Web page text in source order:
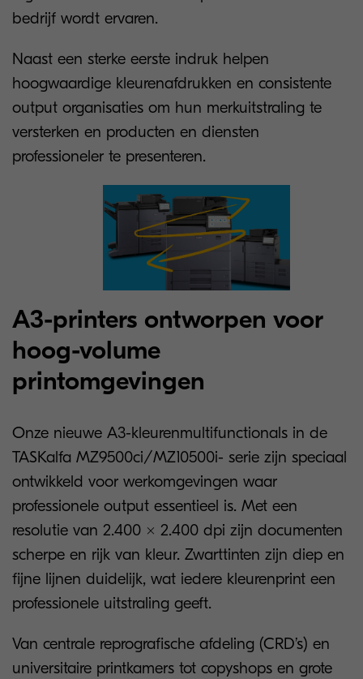
bedrijf wordt ervaren.
Naast een sterke eerste indruk helpen
hoogwaardige kleurenafdrukken en consistente
output organisaties om hun merkuitstraling te
versterken en producten en diensten
professioneler te presenteren.
A3-printers ontworpen voor
hoog-volume
printomgevingen
Onze nieuwe A3-kleurenmultifunctionals in de
TASKalfa MZ9500ci/MZ10500i- serie zijn speciaal
ontwikkeld voor werkomgevingen waar
professionele output essentieel is. Met een
resolutie van 2.400 × 2.400 dpi zijn documenten
scherpe en rijk van kleur. Zwarttinten zijn diep en
fijne lijnen duidelijk, wat iedere kleurenprint een
professionele uitstraling geeft.
Van centrale reprografische afdeling (CRD’s) en
universitaire printkamers tot copyshops en grote